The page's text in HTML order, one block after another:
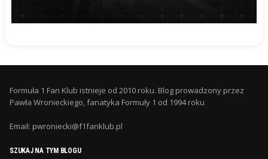
Formuła 1 Fan Klub istnieje od 2010 roku. Blog prowadzony przez
Pawła Wronieckiego, fanatyka Formuły 1 od 1994 roku
Email: pwroniecki@f1fanklub.pl
SZUKAJ NA TYM BLOGU